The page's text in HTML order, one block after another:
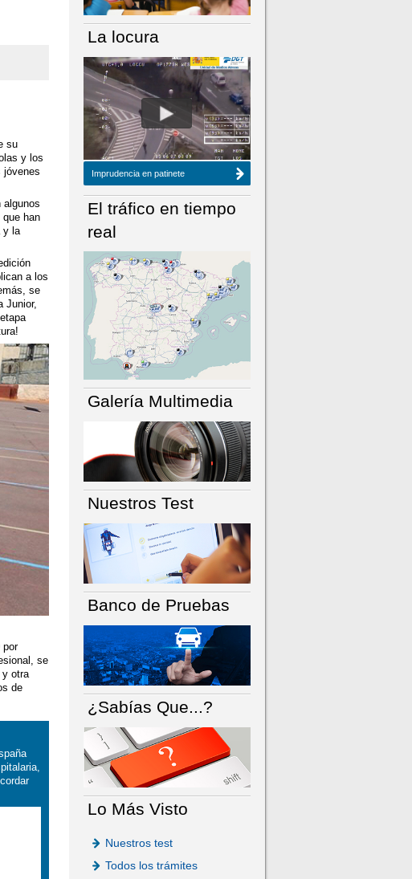
su
y los
jóvenes
algunos
que han
y la
a los
se
Junior,
por
se
y otra
de
NÚMERO ACTUAL HEMEROTECA
La locura
Imprudencia en patinete
El tráfico en tiempo
real
Galería Multimedia
Nuestros Test
Banco de Pruebas
¿Sabías Que...?
Lo Más Visto
Nuestros test
Todos los trámites